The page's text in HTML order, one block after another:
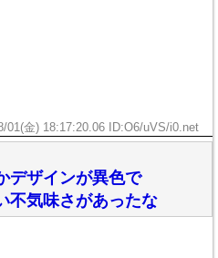
01(金) 18:17:20.06 ID:O6/uVS/i0.net
デザインが異色で
不気味さがあったな